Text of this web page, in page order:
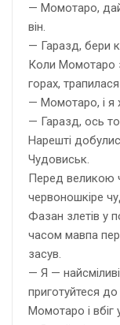
— Момотаро,
він.
— Гаразд, бери
Коли Момотаро
горах,
— Момотаро, і я
— Гаразд, ось
Нарешті
Чудовиськ.
Перед великою
червоношкіре
Фазан злетів у
часом мавпа
засув.
— Я —
приготуйтеся
Момотаро і вбіг